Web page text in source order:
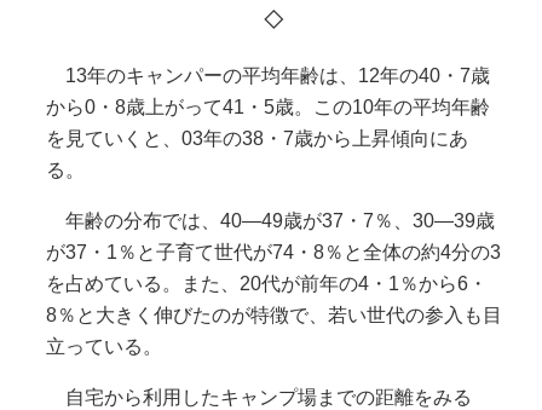
◇
13年のキャンパーの平均年齢は、12年の40・7歳
から0・8歳上がって41・5歳。この10年の平均年齢
を見ていくと、03年の38・7歳から上昇傾向にあ
る。
年齢の分布では、40―49歳が37・7％、30―39歳
が37・1％と子育て世代が74・8％と全体の約4分の3
を占めている。また、20代が前年の4・1％から6・
8％と大きく伸びたのが特徴で、若い世代の参入も目
立っている。
自宅から利用したキャンプ場までの距離をみる